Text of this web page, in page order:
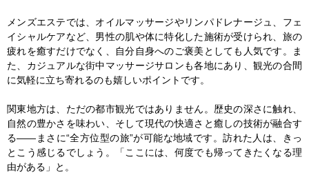
メンズエステでは、オイルマッサージやリンパドレナージュ、フェ
イシャルケアなど、男性の肌や体に特化した施術が受けられ、旅の
疲れを癒すだけでなく、自分自身へのご褒美としても人気です。ま
た、カジュアルな街中マッサージサロンも各地にあり、観光の合間
に気軽に立ち寄れるのも嬉しいポイントです。
関東地方は、ただの都市観光ではありません。歴史の深さに触れ、
自然の豊かさを味わい、そして現代の快適さと癒しの技術が融合す
る――まさに“全方位型の旅”が可能な地域です。訪れた人は、きっ
とこう感じるでしょう。「ここには、何度でも帰ってきたくなる理
由がある」と。